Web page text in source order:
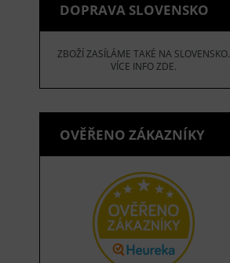
DOPRAVA SLOVENSKO
ZBOŽÍ ZASÍLÁME TAKÉ NA SLOVENSKO.
VÍCE INFO ZDE.
OVĚŘENO ZÁKAZNÍKY